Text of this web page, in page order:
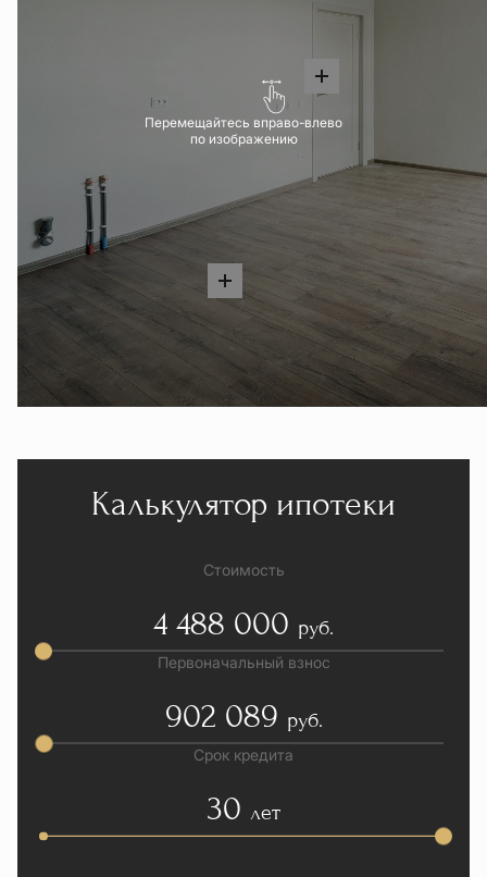
Перемещайтесь вправо-влево
по изображению
Калькулятор ипотеки
Стоимость
4 488 000 руб.
Первоначальный взнос
902 089 руб.
Срок кредита
30 лет